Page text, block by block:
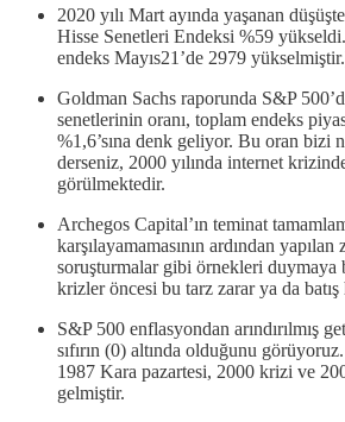
2020 yılı Mart ayında yaşanan
Hisse Senetleri Endeksi %59
endeks Mayıs21’de 2979
Goldman Sachs raporunda S&P
senetlerinin oranı, toplam endeks
%1,6’sına denk geliyor. Bu oran bizi
derseniz, 2000 yılında internet
görülmektedir.
Archegos Capital’ın teminat
karşılayamamasının ardından yapılan
soruşturmalar gibi örnekleri duymaya
krizler öncesi bu tarz zarar ya da
S&P 500 enflasyondan arındırılmış
sıfırın (0) altında olduğunu
1987 Kara pazartesi, 2000 krizi ve
gelmiştir.